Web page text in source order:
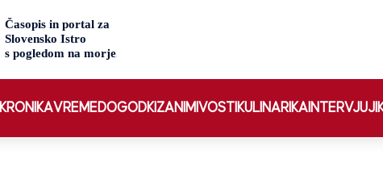
KRONIKAVREMEDOGODKIZANIMIVOSTI KULINARIKA INTERVJUJI